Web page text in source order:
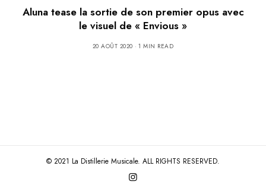
Aluna tease la sortie de son premier opus avec
le visuel de « Envious »
20 AOÛT 2020 1 MIN READ
© 2021 La Distillerie Musicale. ALL RIGHTS RESERVED.